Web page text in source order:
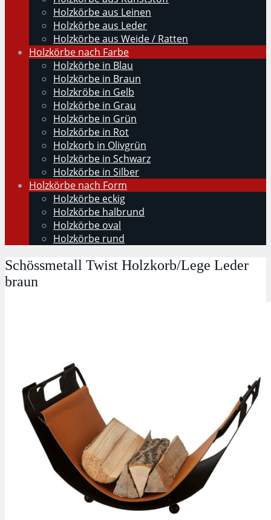
Holzkörbe aus Leinen
Holzkörbe aus Leder
Holzkörbe aus Weide / Ratten
Holzkörbe nach Farbe
Holzkörbe in Blau
Holzkörbe in Braun
Holzkröbe in Gelb
Holzkörbe in Grau
Holzkörbe in Grün
Holzkörbe in Rot
Holzkorb in Olivgrün
Holzkörbe in Schwarz
Holzkörbe in Silber
Holzkörbe nach Form
Holzkörbe eckig
Holzkörbe halbrund
Holzkörbe oval
Holzkörbe rund
Schössmetall Twist Holzkorb/Lege Leder
braun